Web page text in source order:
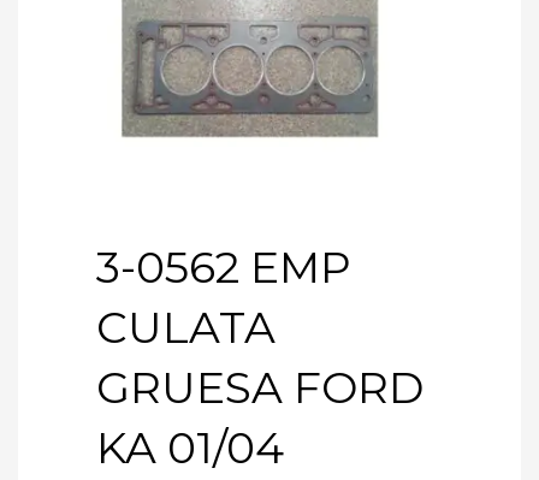
3-0562 EMP
CULATA
GRUESA FORD
KA 01/04